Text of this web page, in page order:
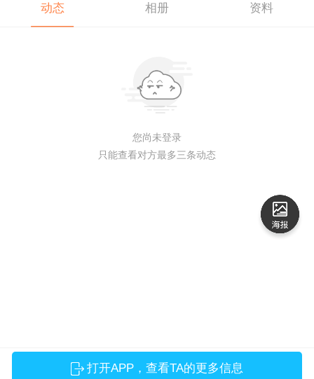
动态 相册 资料
您尚未登录
只能查看对方最多三条动态
打开APP，查看TA的更多信息